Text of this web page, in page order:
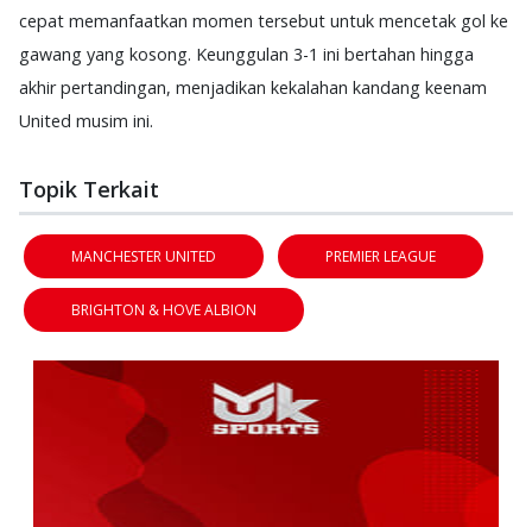
cepat memanfaatkan momen tersebut untuk mencetak gol ke
gawang yang kosong. Keunggulan 3-1 ini bertahan hingga
akhir pertandingan, menjadikan kekalahan kandang keenam
United musim ini.
Topik Terkait
MANCHESTER UNITED PREMIER LEAGUE
BRIGHTON & HOVE ALBION